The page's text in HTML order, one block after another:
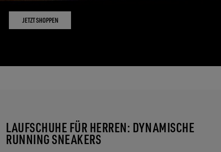
JETZT SHOPPEN
LAUFSCHUHE FÜR HERREN: DYNAMISCHE
RUNNING SNEAKERS